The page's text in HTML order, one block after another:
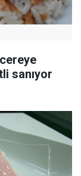
sanıyor